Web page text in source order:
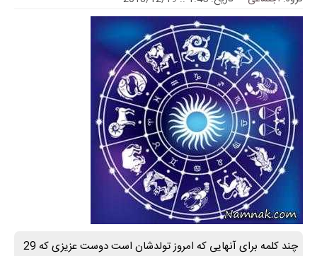
چند کلمه برای آنهایی که امروز تولدشان است دوست عزیزی که 29